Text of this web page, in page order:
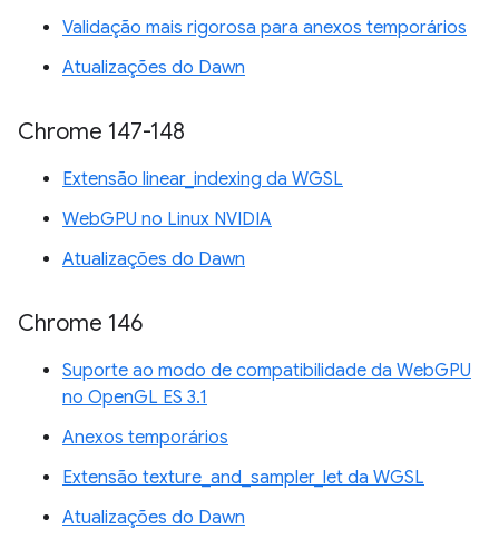
Validação mais rigorosa para anexos temporários
Atualizações do Dawn
Chrome 147-148
Extensão linear_indexing da WGSL
WebGPU no Linux NVIDIA
Atualizações do Dawn
Chrome 146
Suporte ao modo de compatibilidade da WebGPU
no OpenGL ES 3.1
Anexos temporários
Extensão texture_and_sampler_let da WGSL
Atualizações do Dawn